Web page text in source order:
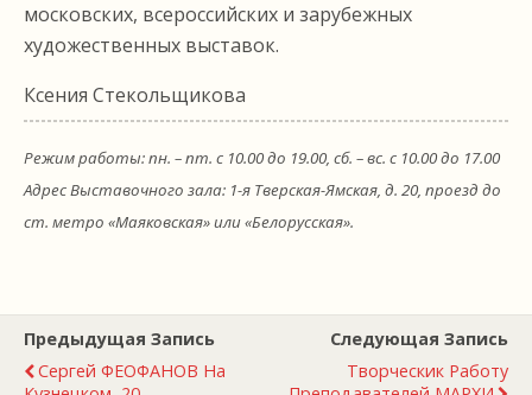
московских, всероссийских и зарубежных
художественных выставок.
Ксения Стекольщикова
Режим работы: пн. – пт. с 10.00 до 19.00, сб. – вс. с 10.00 до 17.00
Адрес Выставочного зала: 1-я Тверская-Ямская, д. 20, проезд до
ст. метро «Маяковская» или «Белорусская».
Предыдущая Запись
Сергей ФЕОФАНОВ На
Следующая Запись
Творческик Работу